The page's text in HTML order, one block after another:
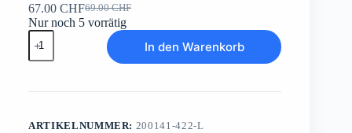
69.00CHF
Ursprünglicher
Preis
69.00 CHF
67.00 CHFAktueller
Preis
67.00 CHF.
Nur noch 5 vorrätig
Majestic
L/S
Quickdry
In den Warenkorb
ARTIKELNUMMER: 200141-422-L